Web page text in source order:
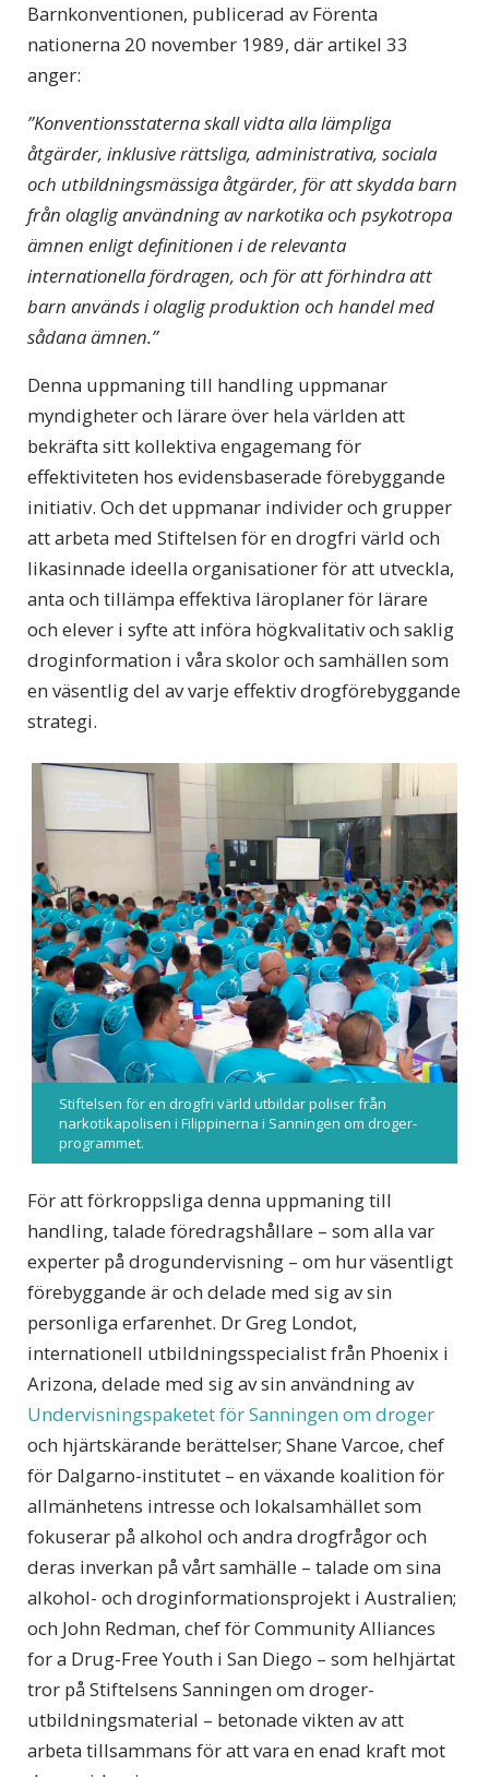
Barnkonventionen, publicerad av Förenta
nationerna 20 november 1989, där artikel 33
anger:
”Konventionsstaterna skall vidta alla lämpliga
åtgärder, inklusive rättsliga, administrativa, sociala
och utbildningsmässiga åtgärder, för att skydda barn
från olaglig användning av narkotika och psykotropa
ämnen enligt definitionen i de relevanta
internationella fördragen, och för att förhindra att
barn används i olaglig produktion och handel med
sådana ämnen.”
Denna uppmaning till handling uppmanar
myndigheter och lärare över hela världen att
bekräfta sitt kollektiva engagemang för
effektiviteten hos evidensbaserade förebyggande
initiativ. Och det uppmanar individer och grupper
att arbeta med Stiftelsen för en drogfri värld och
likasinnade ideella organisationer för att utveckla,
anta och tillämpa effektiva läroplaner för lärare
och elever i syfte att införa högkvalitativ och saklig
droginformation i våra skolor och samhällen som
en väsentlig del av varje effektiv drogförebyggande
strategi.
Stiftelsen för en drogfri värld utbildar poliser från
narkotikapolisen i Filippinerna i Sanningen om droger-
programmet.
För att förkroppsliga denna uppmaning till
handling, talade föredragshållare – som alla var
experter på drogundervisning – om hur väsentligt
förebyggande är och delade med sig av sin
personliga erfarenhet. Dr Greg Londot,
internationell utbildningsspecialist från Phoenix i
Arizona, delade med sig av sin användning av
Undervisningspaketet för Sanningen om droger
och hjärtskärande berättelser; Shane Varcoe, chef
för Dalgarno-institutet – en växande koalition för
allmänhetens intresse och lokalsamhället som
fokuserar på alkohol och andra drogfrågor och
deras inverkan på vårt samhälle – talade om sina
alkohol- och droginformationsprojekt i Australien;
och John Redman, chef för Community Alliances
for a Drug-Free Youth i San Diego – som helhjärtat
tror på Stiftelsens Sanningen om droger-
utbildningsmaterial – betonade vikten av att
arbeta tillsammans för att vara en enad kraft mot